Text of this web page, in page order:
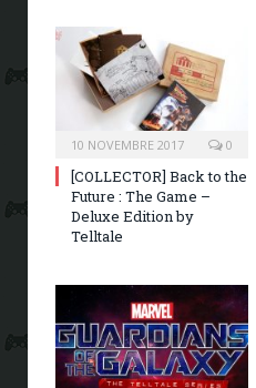
10 NOVEMBRE 2017 0
[COLLECTOR] Back to the
Future : The Game –
Deluxe Edition by
Telltale